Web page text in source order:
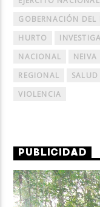
GOBERNACIÓN DEL
HURTO
NACIONAL
NEIVA
REGIONAL
SALUD
VIOLENCIA
PUBLICIDAD